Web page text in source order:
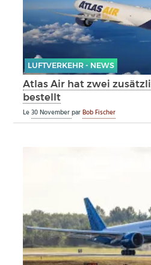
HELIKOPTER
BERUFE
AERO-KULTUR
LUFTVERKEHR - NEWS
Atlas Air hat zwei
bestellt
Le30 NovemberparBob Fischer